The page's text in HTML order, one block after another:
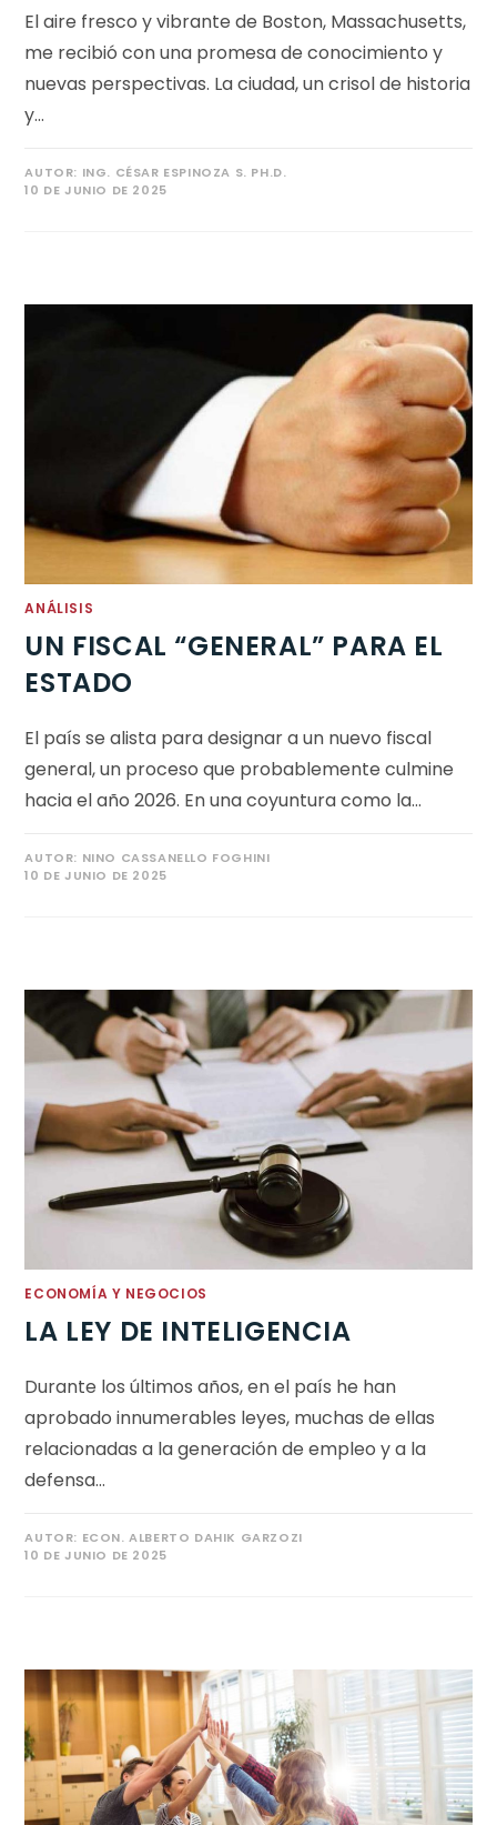
El aire fresco y vibrante de Boston, Massachusetts,
me recibió con una promesa de conocimiento y
nuevas perspectivas. La ciudad, un crisol de historia
y…
AUTOR: ING. CÉSAR ESPINOZA S. PH.D.
10 DE JUNIO DE 2025
ANÁLISIS
UN FISCAL “GENERAL” PARA EL
ESTADO
El país se alista para designar a un nuevo fiscal
general, un proceso que probablemente culmine
hacia el año 2026. En una coyuntura como la…
AUTOR: NINO CASSANELLO FOGHINI
10 DE JUNIO DE 2025
ECONOMÍA Y NEGOCIOS
LA LEY DE INTELIGENCIA
Durante los últimos años, en el país he han
aprobado innumerables leyes, muchas de ellas
relacionadas a la generación de empleo y a la
defensa…
AUTOR: ECON. ALBERTO DAHIK GARZOZI
10 DE JUNIO DE 2025